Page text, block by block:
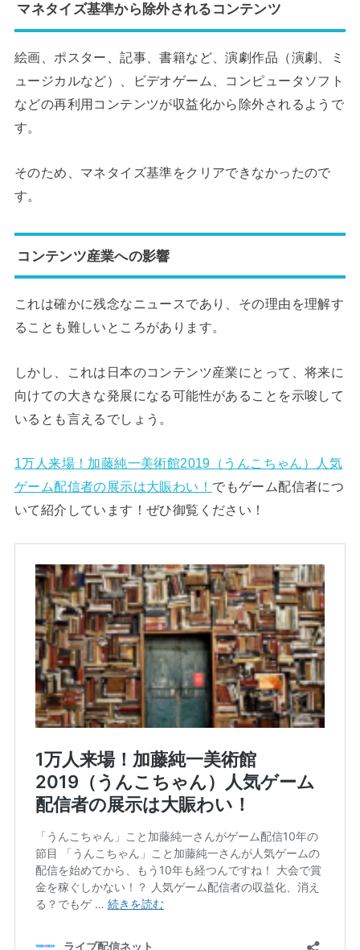
マネタイズ基準から除外されるコンテンツ
絵画、ポスター、記事、書籍など、演劇作品（演劇、ミ
ュージカルなど）、ビデオゲーム、コンピュータソフト
などの再利用コンテンツが収益化から除外されるようで
す。
そのため、マネタイズ基準をクリアできなかったので
す。
コンテンツ産業への影響
これは確かに残念なニュースであり、その理由を理解す
ることも難しいところがあります。
しかし、これは日本のコンテンツ産業にとって、将来に
向けての大きな発展になる可能性があることを示唆して
いるとも言えるでしょう。
1万人来場！加藤純一美術館2019（うんこちゃん）人気
ゲーム配信者の展示は大賑わい！ でもゲーム配信者につ
いて紹介しています！ぜひ御覧ください！